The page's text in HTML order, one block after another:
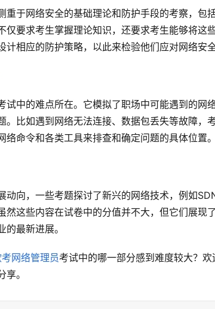
重于网络安全的基础理论和防护手段的考察，
仅要求考生掌握理论知识，还要求考生能够将这
计相应的防护策略，以此来检验他们应对网络安
试中的难点所在。它模拟了职场中可能遇到的网
。比如遇到网络无法连接、数据包丢失等故障，
络命令和各类工具来排查和确定问题的具体位置。
动向，一些考题探讨了新兴的网络技术，例如
然这些内容在试卷中的分值并不大，但它们展现
的最新进展。
网络管理员考试中的哪一部分感到难度较大？
。